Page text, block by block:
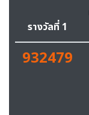
รางวัลที่ 1
932479